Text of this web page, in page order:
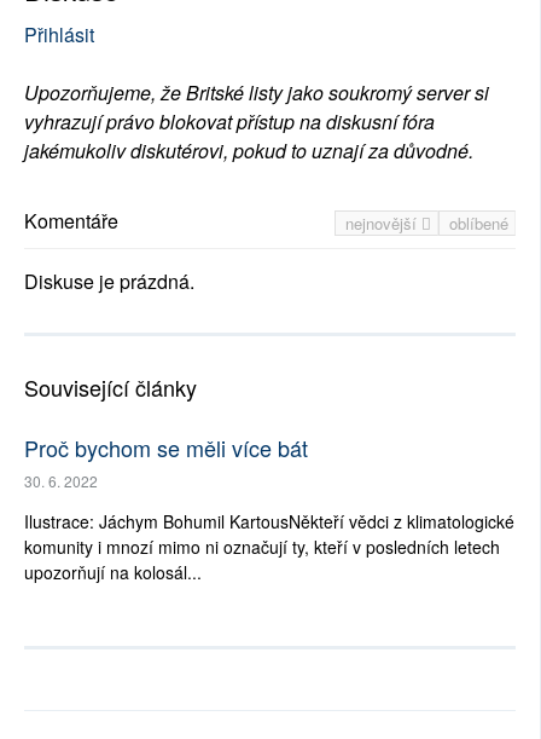
Přihlásit
Upozorňujeme, že Britské listy jako soukromý server si
vyhrazují právo blokovat přístup na diskusní fóra
jakémukoliv diskutérovi, pokud to uznají za důvodné.
nejnovější oblíbené
Komentáře
Diskuse je prázdná.
Související články
Proč bychom se měli více bát
30. 6. 2022
Ilustrace: Jáchym Bohumil KartousNěkteří vědci z klimatologické
komunity i mnozí mimo ni označují ty, kteří v posledních letech
upozorňují na kolosál...